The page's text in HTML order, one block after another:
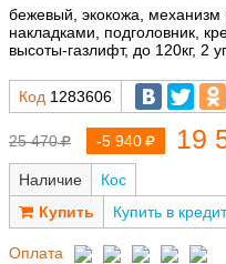
бежевый, экокожа, механизм
накладками, подголовник,
высоты-газлифт, до 120кг, 2
Код 1283606
25 470 -5 940 19
Наличие
Кос
Купить в кредит
Оплата